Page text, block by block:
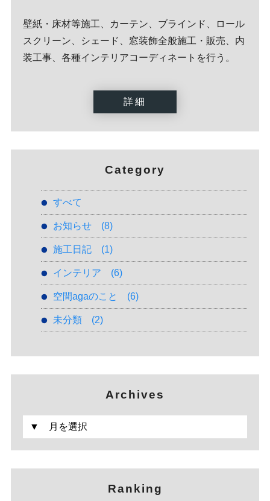
壁紙・床材等施工、カーテン、ブラインド、ロール
スクリーン、シェード、窓装飾全般施工・販売、内
装工事、各種インテリアコーディネートを行う。
詳細
Category
すべて
お知らせ (8)
施工日記 (1)
インテリア (6)
空間agaのこと (6)
未分類 (2)
Archives
Ranking